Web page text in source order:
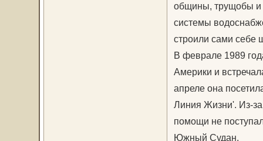
общины, трущобы и
системы
строили сами
В феврале 1989
Америки и
апреле она
Линия Жизни'. Из-за
помощи не
Южный Судан.